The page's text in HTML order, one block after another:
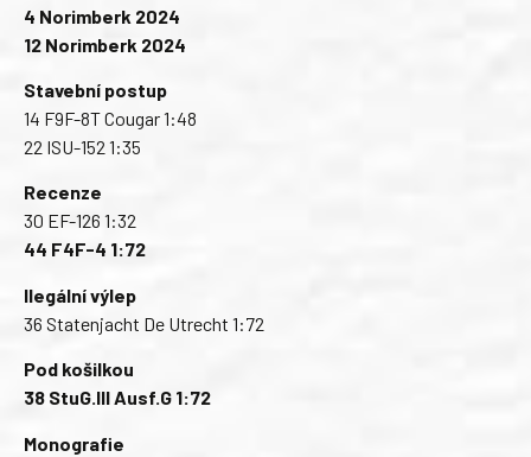
4 Norimberk 2024
12 Norimberk 2024
Stavební postup
14 F9F-8T Cougar 1:48
22 ISU-152 1:35
Recenze
30 EF-126 1:32
44 F4F-4 1:72
Ilegální výlep
36 Statenjacht De Utrecht 1:72
Pod košilkou
38 StuG.III Ausf.G 1:72
Monografie